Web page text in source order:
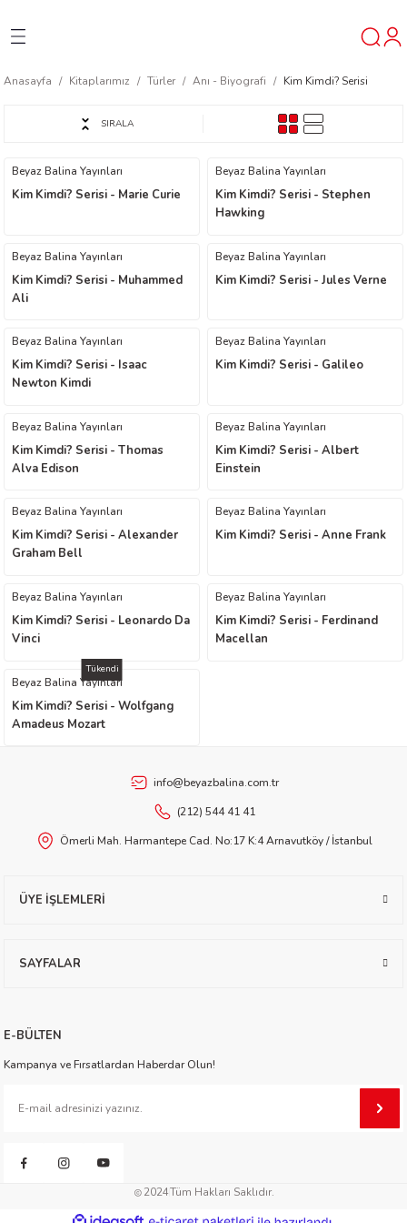
Anasayfa Kitaplarımız Türler Anı - Biyografi Kim Kimdi? Serisi
SIRALA
Beyaz Balina Yayınları
Kim Kimdi? Serisi - Marie Curie
Beyaz Balina Yayınları
Kim Kimdi? Serisi - Stephen
Hawking
Beyaz Balina Yayınları
Kim Kimdi? Serisi - Muhammed
Ali
Beyaz Balina Yayınları
Kim Kimdi? Serisi - Jules Verne
Beyaz Balina Yayınları
Kim Kimdi? Serisi - Isaac
Newton Kimdi
Beyaz Balina Yayınları
Kim Kimdi? Serisi - Galileo
Beyaz Balina Yayınları
Kim Kimdi? Serisi - Thomas
Alva Edison
Beyaz Balina Yayınları
Kim Kimdi? Serisi - Albert
Einstein
Beyaz Balina Yayınları
Kim Kimdi? Serisi - Alexander
Graham Bell
Beyaz Balina Yayınları
Kim Kimdi? Serisi - Anne Frank
Beyaz Balina Yayınları
Kim Kimdi? Serisi - Leonardo Da
Vinci
Beyaz Balina Yayınları
Kim Kimdi? Serisi - Ferdinand
Macellan
Tükendi
Beyaz Balina Yayınları
Kim Kimdi? Serisi - Wolfgang
Amadeus Mozart
info@beyazbalina.com.tr
(212) 544 41 41
Ömerli Mah. Harmantepe Cad. No:17 K:4 Arnavutköy / İstanbul
ÜYE İŞLEMLERİ
SAYFALAR
E-BÜLTEN
Kampanya ve Fırsatlardan Haberdar Olun!
2024Tüm Hakları Saklıdır.
ideasoft